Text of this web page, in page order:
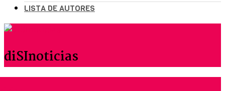
LISTA DE AUTORES
diSInoticias